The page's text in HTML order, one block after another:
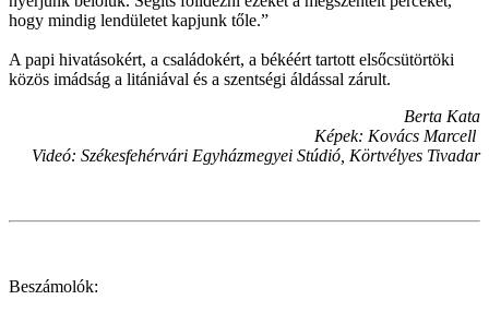
hogy mindig lendületet kapjunk tőle.”
A papi hivatásokért, a családokért, a békéért tartott elsőcsütörtöki
közös imádság a litániával és a szentségi áldással zárult.
Berta Kata
Képek: Kovács Marcell
Videó: Székesfehérvári Egyházmegyei Stúdió, Körtvélyes Tivadar
Beszámolók: